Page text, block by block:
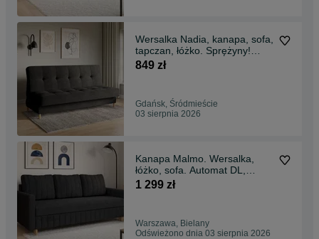
Wersalka Nadia, kanapa, sofa,
tapczan, łóżko. Sprężyny!
Szybka dostawa
849 zł
Gdańsk, Śródmieście
03 sierpnia 2026
Kanapa Malmo. Wersalka,
łóżko, sofa. Automat DL,
funkcja spania!
1 299 zł
Warszawa, Bielany
Odświeżono dnia 03 sierpnia 2026